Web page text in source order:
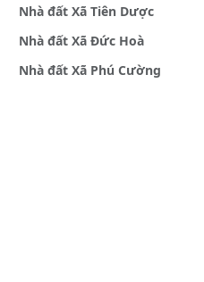
Nhà đất Xã Tiên Dược
Nhà đất Xã Đức Hoà
Nhà đất Xã Phú Cường